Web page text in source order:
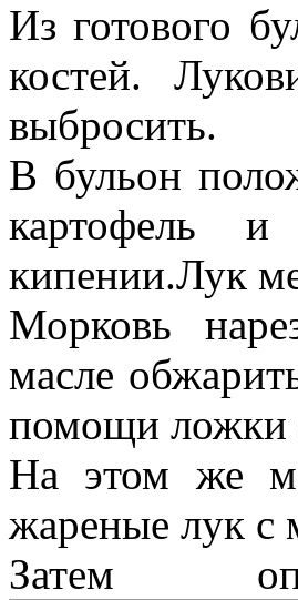
Из готового
костей.
выбросить.
В бульон
картофель
кипении.Лук
Морковь
масле
помощи ложки
На этом же
жареные лук с
Затем